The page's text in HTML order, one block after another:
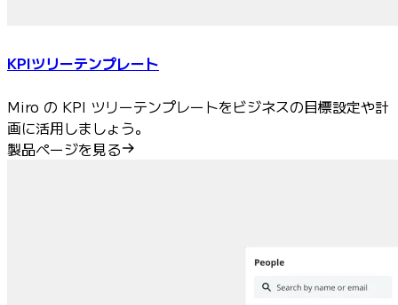
KPIツリーテンプレート
Miro の KPI ツリーテンプレートをビジネスの目標設定や計
画に活用しましょう。
製品ページを見る